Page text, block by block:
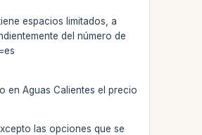
espacios limitados, a
del número de
en Aguas Calientes el precio
las opciones que se